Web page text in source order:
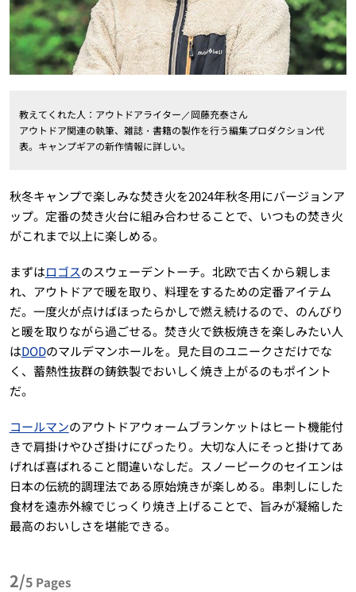
教えてくれた人：アウトドアライター／岡藤充泰さん
アウトドア関連の執筆、雑誌・書籍の製作を行う編集プロダクション代
表。キャンプギアの新作情報に詳しい。
秋冬キャンプで楽しみな焚き火を2024年秋冬用にバージョンア
ップ。定番の焚き火台に組み合わせることで、いつもの焚き火
がこれまで以上に楽しめる。
まずはロゴスのスウェーデントーチ。北欧で古くから親しま
れ、アウトドアで暖を取り、料理をするための定番アイテム
だ。一度火が点けばほったらかしで燃え続けるので、のんびり
と暖を取りながら過ごせる。焚き火で鉄板焼きを楽しみたい人
はDODのマルデマンホールを。見た目のユニークさだけでな
く、蓄熱性抜群の鋳鉄製でおいしく焼き上がるのもポイント
だ。
コールマンのアウトドアウォームブランケットはヒート機能付
きで肩掛けやひざ掛けにぴったり。大切な人にそっと掛けてあ
げれば喜ばれること間違いなしだ。スノーピークのセイエンは
日本の伝統的調理法である原始焼きが楽しめる。串刺しにした
食材を遠赤外線でじっくり焼き上げることで、旨みが凝縮した
最高のおいしさを堪能できる。
2/5 Pages